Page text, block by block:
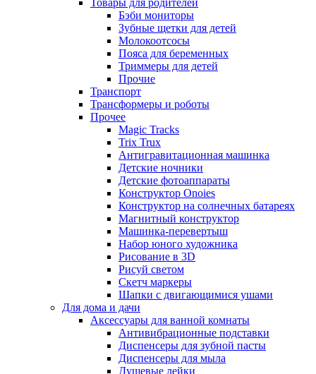
Товары для родителей
Бэби мониторы
Зубные щетки для детей
Молокоотсосы
Пояса для беременных
Триммеры для детей
Прочие
Транспорт
Трансформеры и роботы
Прочее
Magic Tracks
Trix Trux
Антигравитационная машинка
Детские ночники
Детские фотоаппараты
Конструктор Onoies
Конструктор на солнечных батареях
Магнитный конструктор
Машинка-перевертыш
Набор юного художника
Рисование в 3D
Рисуй светом
Скетч маркеры
Шапки с двигающимися ушами
Для дома и дачи
Аксессуары для ванной комнаты
Антивибрационные подставки
Диспенсеры для зубной пасты
Диспенсеры для мыла
Душевые лейки